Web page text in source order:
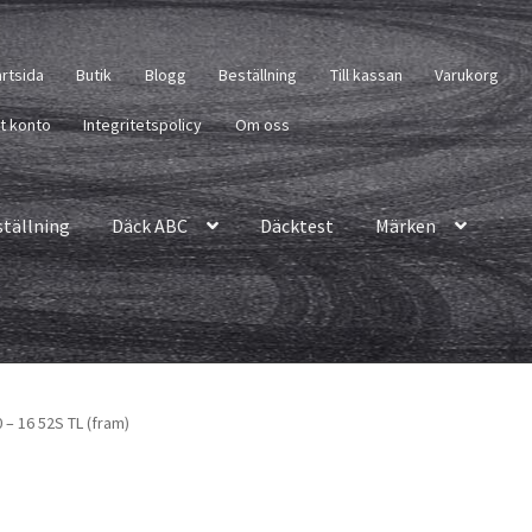
Butik Blogg Beställning Till kassan Varukorg
konto Integritetspolicy Om oss
Däck ABC Däcktest Märken
16 52S TL (fram)